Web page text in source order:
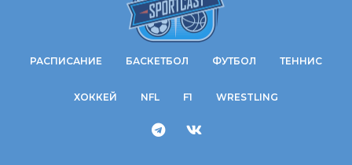
РАСПИСАНИЕ БАСКЕТБОЛ ФУТБОЛ ТЕННИС
ХОККЕЙ NFL F1 WRESTLING